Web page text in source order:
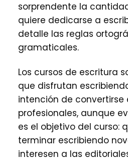
sorprendente la
quiere dedicarse a
detalle las reglas
gramaticales.
Los cursos de escritura
que disfrutan
intención de convertirse
profesionales, aunque
es el objetivo del curso:
terminar escribiendo
interesen a las